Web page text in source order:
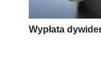
Wypłata